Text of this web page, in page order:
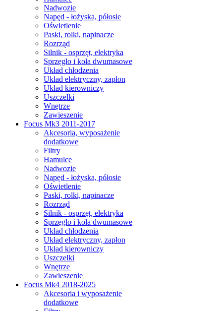
Nadwozie
Napęd - łożyska, półosie
Oświetlenie
Paski, rolki, napinacze
Rozrząd
Silnik - osprzęt, elektryka
Sprzęgło i koła dwumasowe
Układ chłodzenia
Układ elektryczny, zapłon
Układ kierowniczy
Uszczelki
Wnętrze
Zawieszenie
Focus Mk3 2011-2017
Akcesoria, wyposażenie
dodatkowe
Filtry
Hamulce
Nadwozie
Napęd - łożyska, półosie
Oświetlenie
Paski, rolki, napinacze
Rozrząd
Silnik - osprzęt, elektryka
Sprzęgło i koła dwumasowe
Układ chłodzenia
Układ elektryczny, zapłon
Układ kierowniczy
Uszczelki
Wnętrze
Zawieszenie
Focus Mk4 2018-2025
Akcesoria i wyposażenie
dodatkowe